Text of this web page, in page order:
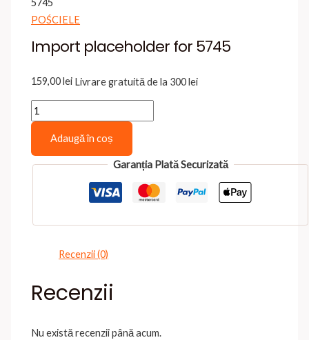
5745
POŚCIELE
Import placeholder for 5745
159,00 lei Livrare gratuită de la 300 lei
Cantitate
Import
placeholder
for
Adaugă în coș
Garanția Plată Securizată
Recenzii (0)
Recenzii
Nu există recenzii până acum.